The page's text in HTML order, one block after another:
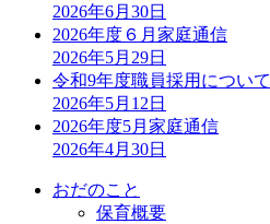
2026年6月30日
2026年度６月家庭通信
2026年5月29日
令和9年度職員採用について
2026年5月12日
2026年度5月家庭通信
2026年4月30日
おだのこと
保育概要